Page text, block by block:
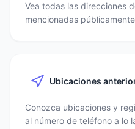
Vea todas las direcciones
mencionadas
Ubicaciones
Conozca ubicaciones y
al número de teléfono a lo